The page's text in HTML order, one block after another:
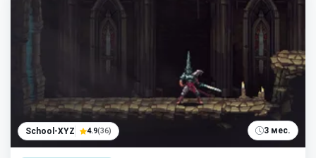
School-XYZ 4.9(36) 3 мес.